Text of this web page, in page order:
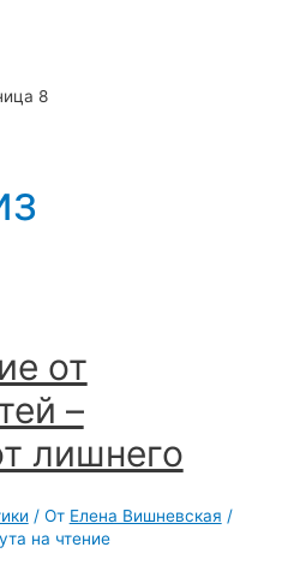
8
от
–
лишнего
/ От Елена Вишневская /
на чтение